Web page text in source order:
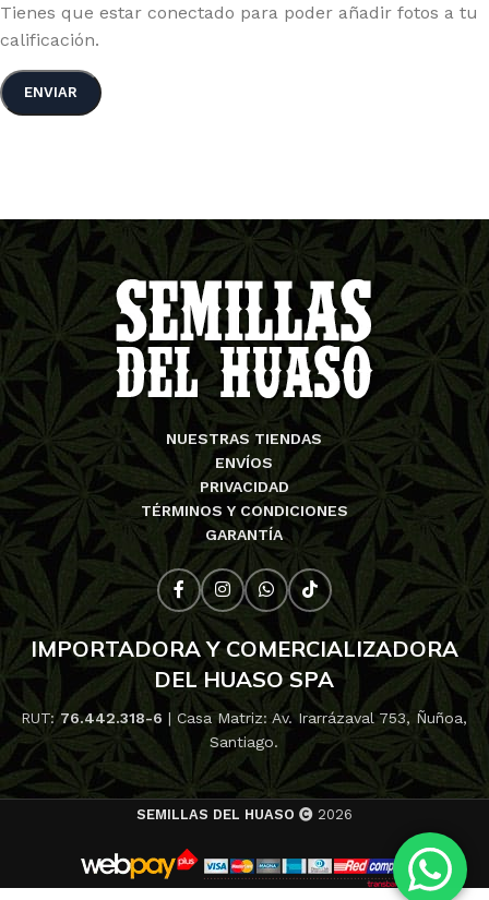
Tienes que estar conectado para poder añadir fotos a tu
calificación.
NUESTRAS TIENDAS
ENVÍOS
PRIVACIDAD
TÉRMINOS Y CONDICIONES
GARANTÍA
IMPORTADORA Y COMERCIALIZADORA
DEL HUASO SPA
RUT:76.442.318-6 | Casa Matriz: Av. Irarrázaval 753, Ñuñoa,
Santiago.
SEMILLAS DEL HUASO 2026